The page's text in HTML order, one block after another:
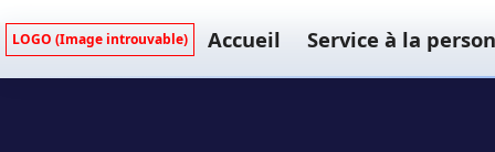
LOGO (Image introuvable) Accueil Service à la